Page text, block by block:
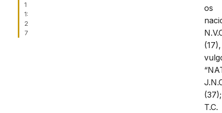
1
1:
2
7
os
(17),
(37);
T.C.